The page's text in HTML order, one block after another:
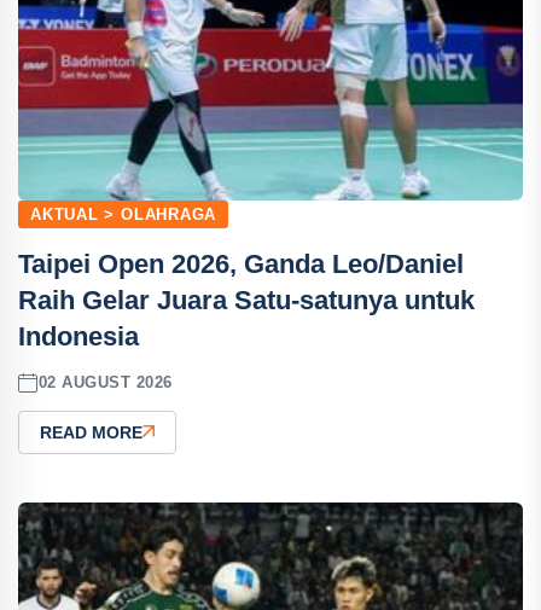
AKTUAL > OLAHRAGA
Taipei Open 2026, Ganda Leo/Daniel
Raih Gelar Juara Satu-satunya untuk
Indonesia
02 AUGUST 2026
READ MORE